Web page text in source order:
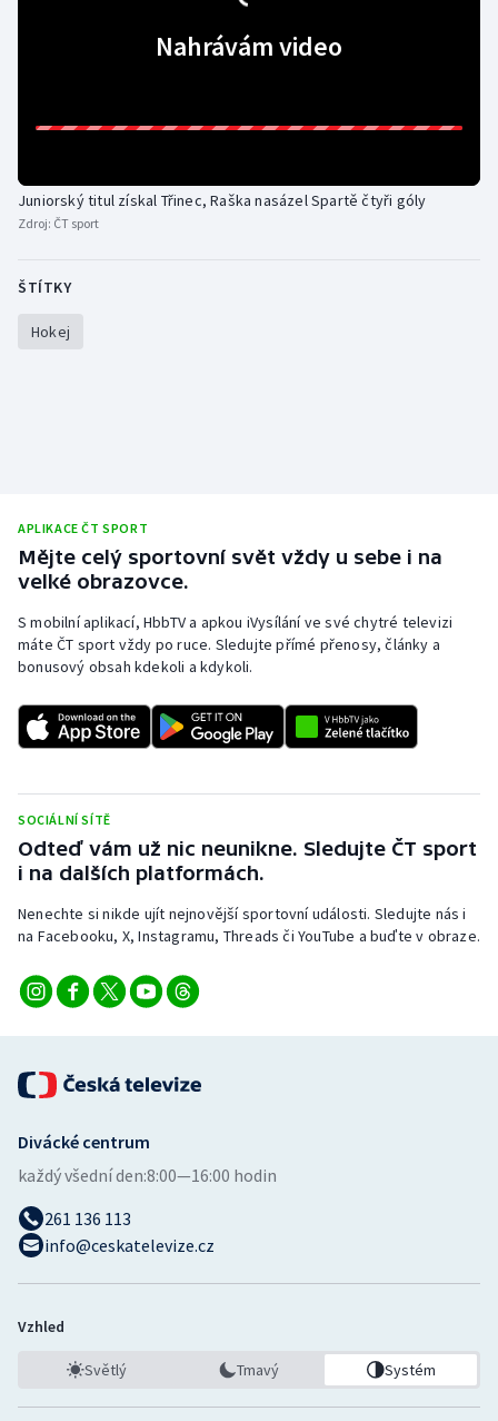
Rychlobruslení
Rychlostní kanoistika
Short track
Veslování
Volejbal
Ostatní
Nahrávám video
Juniorský titul získal Třinec, Raška nasázel Spartě čtyři góly
Zdroj: ČT sport
ŠTÍTKY
Hokej
APLIKACE ČT SPORT
Mějte celý sportovní svět vždy u sebe i na
velké obrazovce.
S mobilní aplikací, HbbTV a apkou iVysílání ve své chytré televizi
máte ČT sport vždy po ruce. Sledujte přímé přenosy, články a
bonusový obsah kdekoli a kdykoli.
SOCIÁLNÍ SÍTĚ
Odteď vám už nic neunikne. Sledujte ČT sport
i na dalších platformách.
Nenechte si nikde ujít nejnovější sportovní události. Sledujte nás i
na Facebooku, X, Instagramu, Threads či YouTube a buďte v obraze.
Divácké centrum
každý všední den:8:00—16:00 hodin
261 136 113
info@ceskatelevize.cz
Vzhled
Světlý Tmavý Systém